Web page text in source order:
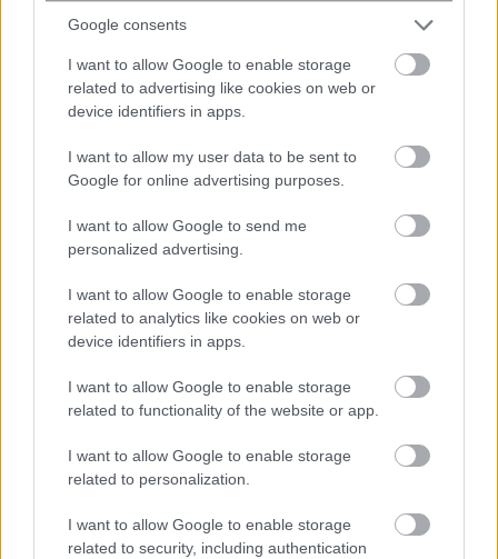
Google consents
I want to allow Google to enable storage
related to advertising like cookies on web or
device identifiers in apps.
I want to allow my user data to be sent to
Google for online advertising purposes.
I want to allow Google to send me
personalized advertising.
I want to allow Google to enable storage
related to analytics like cookies on web or
device identifiers in apps.
I want to allow Google to enable storage
related to functionality of the website or app.
I want to allow Google to enable storage
related to personalization.
I want to allow Google to enable storage
related to security, including authentication
τις κατηγορίες δαπάνης που συμπεριλαμβάνει κάθε
διαφορετική ενότητα εργασίας του προτεινόμενου
έργου.
Στην περίπτωση συνεργατικών έργων η ένταση
ενίσχυσης καθορίζεται χωριστά για κάθε δικαιούχο
ενίσχυσης.
Αναλυτικά οι εντάσεις των ενισχύσεων
αποτυπώνονται παρακάτω ανά παρέμβαση, ανά
χαρακτηρισμό ενότητας
εργασίας και ανάλογα με το μέγεθος επιχείρησης.
παρούσας αξίας κατά το χρόνο χορήγησης της
ενίσχυσης, δεν υπερβαίνει τα κατωτέρω αναφερόμενα
ποσοστά , σύμφωνα με τα οριζόμενα στον Καν. (ΕΕ)
αριθ. 651/2014.
Παρέμβαση I: Έρευνα και Ανάπτυξη από Επιχειρήσεις